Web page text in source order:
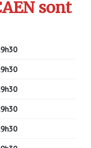
sont